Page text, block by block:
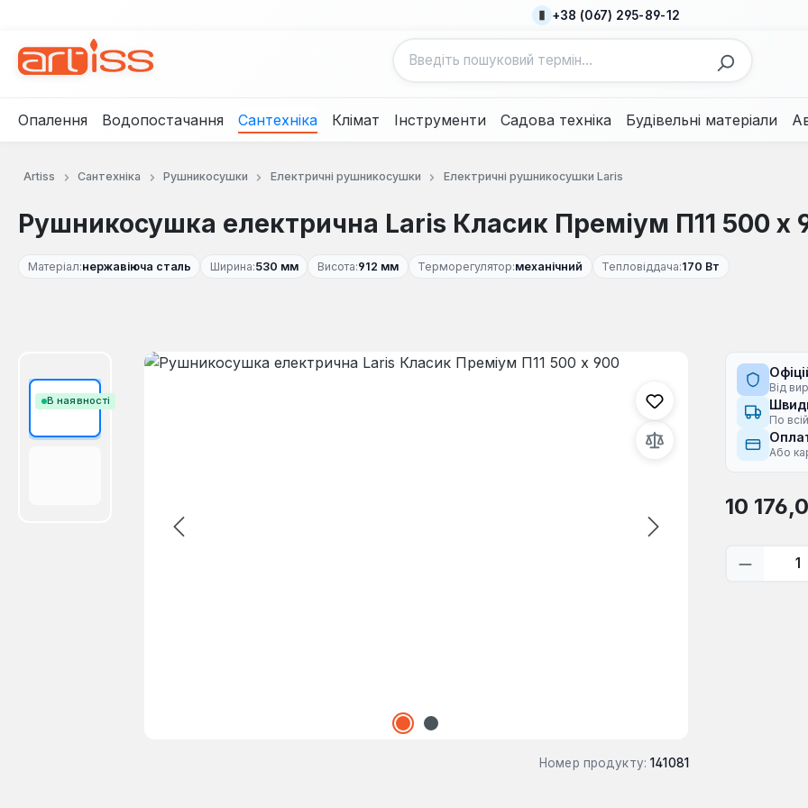
+38 (067) 295-89-12
Опалення Водопостачання Сантехніка Клімат Інструменти Садова техніка Будівельні матеріали
Artiss Сантехніка Рушникосушки Електричні рушникосушки Електричні рушникосушки Laris
Рушникосушка електрична Laris Класик Преміум П11 500 х
Матеріал:нержавіюча сталь Ширина:530 мм Висота:912 мм Терморегулятор:механічний Тепловіддача:170 Вт
В наявності
Пропустити галерею зображень
Номер продукту: 141081
Від
По
Або
Звичайна
10